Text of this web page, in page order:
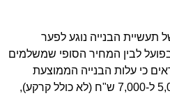
תעשיית הבנייה נוגע לפער
לבין המחיר הסופי שמשלמים
כי עלות הבנייה הממוצעת
למ"ר בבנייה רוויה נעה בין 5,000 ל-7,000 ש"ח (לא כולל קרקע),